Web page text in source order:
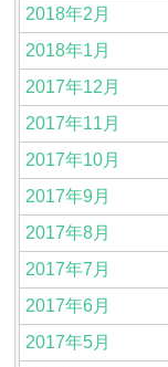
2018年2月
2018年1月
2017年12月
2017年11月
2017年10月
2017年9月
2017年8月
2017年7月
2017年6月
2017年5月